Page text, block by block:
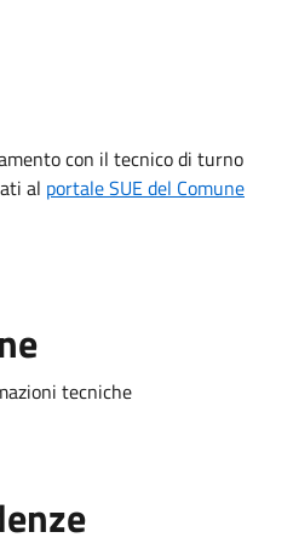
con il tecnico di turno
al portale SUE del Comune
tecniche